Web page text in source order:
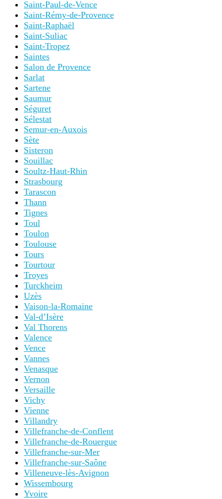
Saint-Paul-de-Vence
Saint-Rémy-de-Provence
Saint-Raphaël
Saint-Suliac
Saint-Tropez
Saintes
Salon de Provence
Sarlat
Sartene
Saumur
Séguret
Sélestat
Semur-en-Auxois
Sète
Sisteron
Souillac
Soultz-Haut-Rhin
Strasbourg
Tarascon
Thann
Tignes
Toul
Toulon
Toulouse
Tours
Tourtour
Troyes
Turckheim
Uzès
Vaison-la-Romaine
Val-d’Isère
Val Thorens
Valence
Vence
Vannes
Venasque
Vernon
Versaille
Vichy
Vienne
Villandry
Villefranche-de-Conflent
Villefranche-de-Rouergue
Villefranche-sur-Mer
Villefranche-sur-Saône
Villeneuve-lès-Avignon
Wissembourg
Yvoire